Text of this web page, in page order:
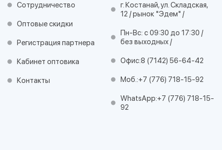
Сотрудничество
Оптовые скидки
Регистрация партнера
Кабинет оптовика
Контакты
г. Костанай, ул. Складская,
12 / рынок "Эдем" /
Пн-Вс: с 09:30 до 17:30 /
без выходных /
Офис:8 (7142) 56-64-42
Моб.:+7 (776) 718-15-92
WhatsApp:+7 (776) 718-15-
92